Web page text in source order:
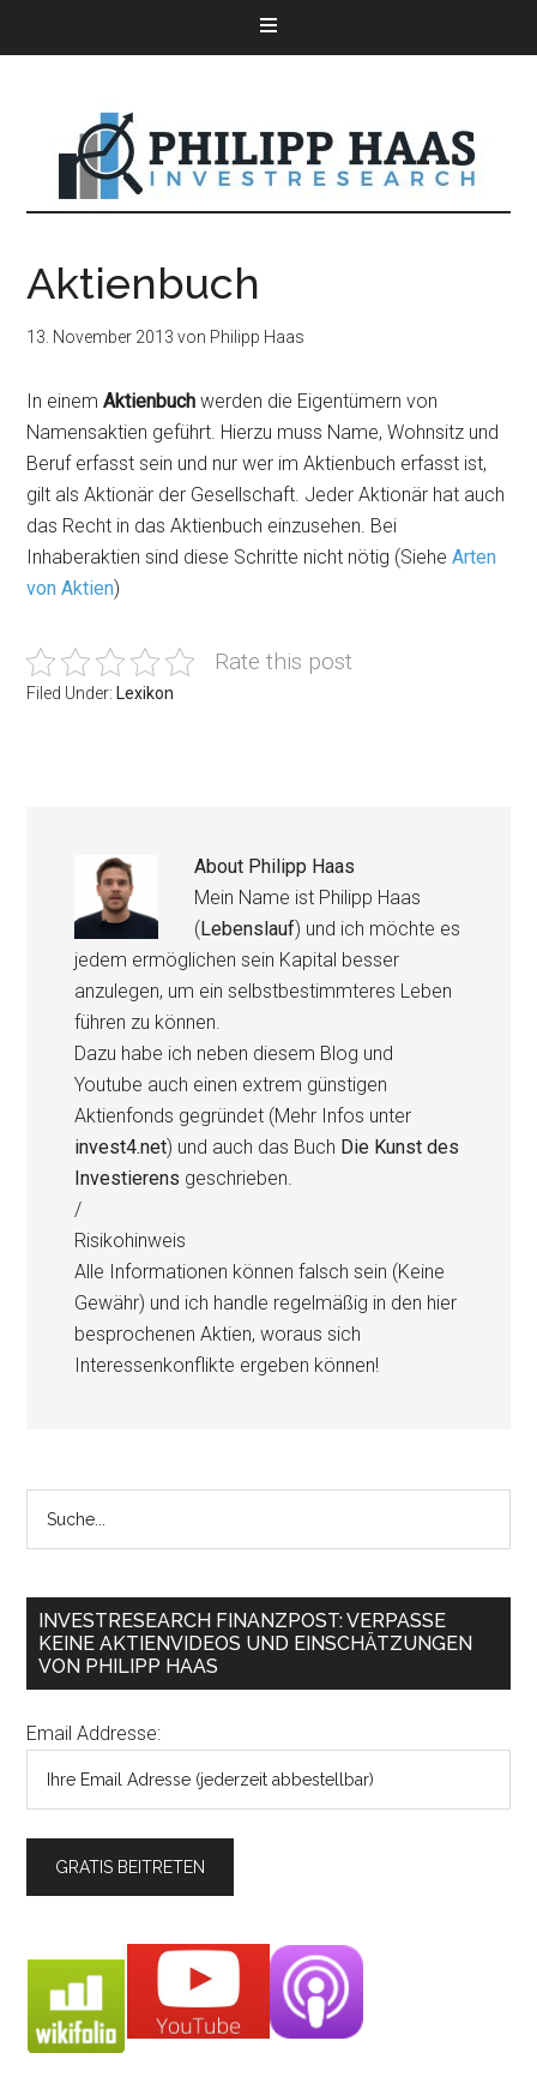
Aktienbuch
13. November 2013 von Philipp Haas
In einemAktienbuch werden die Eigentümern von
Namensaktien geführt. Hierzu muss Name, Wohnsitz und
Beruf erfasst sein und nur wer im Aktienbuch erfasst ist,
gilt als Aktionär der Gesellschaft. Jeder Aktionär hat auch
das Recht in das Aktienbuch einzusehen. Bei
Inhaberaktien sind diese Schritte nicht nötig (SieheArten
von Aktien)
Rate this post
Filed Under: Lexikon
About Philipp Haas
Mein Name ist Philipp Haas
(Lebenslauf) und ich möchte es
jedem ermöglichen sein Kapital besser
anzulegen, um ein selbstbestimmteres Leben
führen zu können.
Dazu habe ich neben diesem Blog und
Youtube auch einen extrem günstigen
Aktienfonds gegründet (Mehr Infos unter
invest4.net) und auch das Buch Die Kunst des
Investierens geschrieben.
/
Risikohinweis
Alle Informationen können falsch sein (Keine
Gewähr) und ich handle regelmäßig in den hier
besprochenen Aktien, woraus sich
Interessenkonflikte ergeben können!
INVESTRESEARCH FINANZPOST: VERPASSE
KEINE AKTIENVIDEOS UND EINSCHÄTZUNGEN
VON PHILIPP HAAS
Email Addresse: